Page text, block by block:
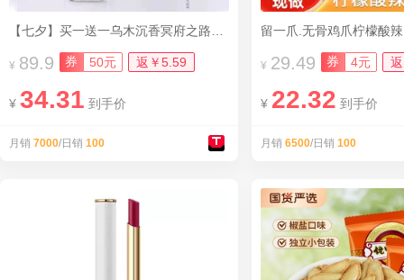
¥ 89.9 券 50元 返￥5.59
¥ 34.31 到手价
月销 7000/日销 100
¥ 29.49 券 4元
¥ 22.32 到手价
月销 6500/日销 100